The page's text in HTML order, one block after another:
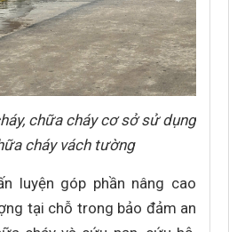
chữa cháy cơ sở sử dụng
cháy vách tường
luyện góp phần nâng cao
tại chỗ trong bảo đảm an